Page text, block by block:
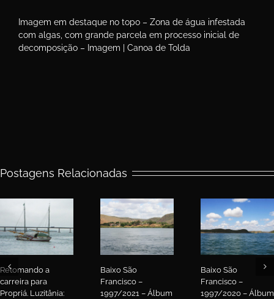
Imagem em destaque no topo – Zona de água infestada
com algas, com grande parcela em processo inicial de
decomposição – Imagem | Canoa de Tolda
Postagens Relacionadas
Retomando a
carreira para
Propriá. Luzitânia:
Baixo São
Francisco –
1997/2021 – Álbum
Baixo São
Francisco –
1997/2020 – Álbum